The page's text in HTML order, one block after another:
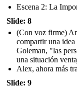
Escena 2: La
Slide: 8
(Con voz firme)
compartir una
Goleman, "las
una situación
Alex, ahora más
Slide: 9